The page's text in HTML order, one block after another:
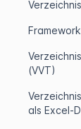
(VVT)
als Excel-